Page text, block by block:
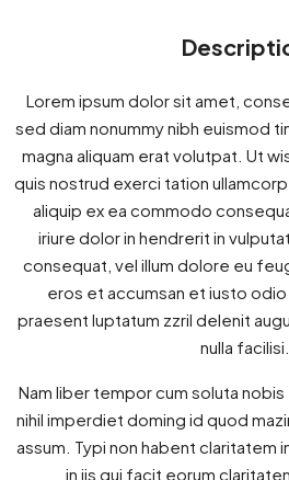
Lorem ipsum dolor sit amet,
sed diam nonummy nibh euismod
magna aliquam erat volutpat. Ut
quis nostrud exerci tation
aliquip ex ea commodo
iriure dolor in hendrerit in
consequat, vel illum dolore eu
eros et accumsan et iusto
praesent luptatum zzril delenit
nulla facilisi.
Nam liber tempor cum soluta
nihil imperdiet doming id quod
assum. Typi non habent claritatem
in iis qui facit eorum